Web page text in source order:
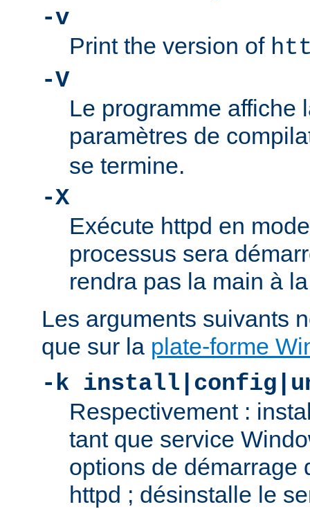
-v
Print the version of
-V
Le programme affiche
paramètres de
se termine.
-X
Exécute httpd en
processus sera
rendra pas la main à
Les arguments suivants
que sur la plate-forme
-k
Respectivement :
tant que service
options de démarrage
httpd ; désinstalle le